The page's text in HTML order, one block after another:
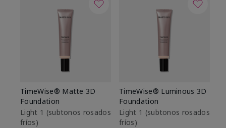
TimeWise® Matte 3D
Foundation
Light 1​ (subtonos rosados
fríos)
TimeWise® Luminous 3D
Foundation
Light 1​ (subtonos rosados
fríos)